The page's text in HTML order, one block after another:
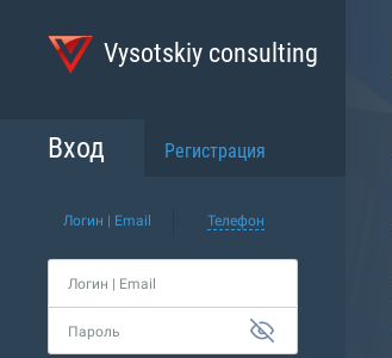
Vysotskiy consulting
Вход Регистрация
Логин | Email Телефон
Логин | Email
Пароль